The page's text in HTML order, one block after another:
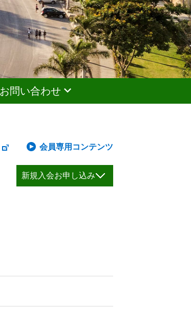
お問い合わせ
会員専用コンテンツ
新規入会お申し込み